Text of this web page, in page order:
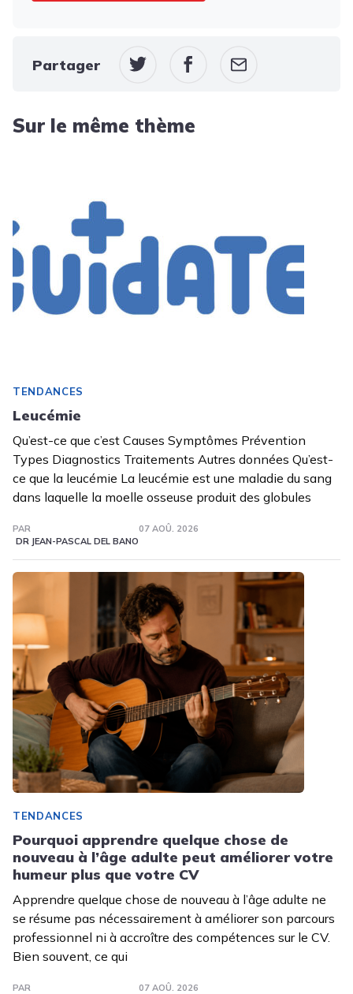
Partager
Sur le même thème
TENDANCES
Leucémie
Qu’est-ce que c’est Causes Symptômes Prévention
Types Diagnostics Traitements Autres données Qu’est-
ce que la leucémie La leucémie est une maladie du sang
dans laquelle la moelle osseuse produit des globules
PAR
DR JEAN-PASCAL DEL BANO
07 AOÛ. 2026
TENDANCES
Pourquoi apprendre quelque chose de
nouveau à l’âge adulte peut améliorer votre
humeur plus que votre CV
Apprendre quelque chose de nouveau à l’âge adulte ne
se résume pas nécessairement à améliorer son parcours
professionnel ni à accroître des compétences sur le CV.
Bien souvent, ce qui
PAR 07 AOÛ. 2026